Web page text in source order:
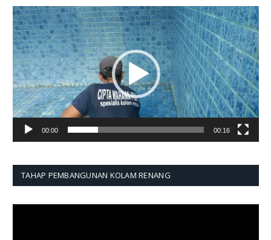
Pemutar
Video
00:00 00:16
TAHAP PEMBANGUNAN KOLAM RENANG